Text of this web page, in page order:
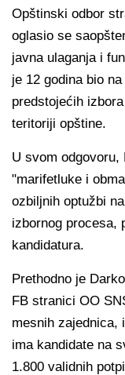
Opštinski odbor
oglasio se
javna ulaganja i
je 12 godina bio
predstojećih
teritoriji opštine.
U svom
"marifetluke i
ozbiljnih optužbi
izbornog procesa,
kandidatura.
Prethodno je
FB stranici OO
mesnih zajednica,
ima kandidate na
1.800 validnih